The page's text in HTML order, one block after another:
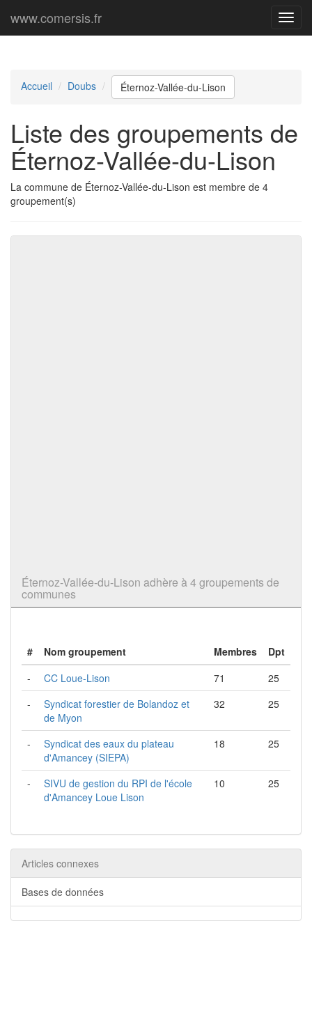
Menu
www.comersis.fr
Accueil Doubs Éternoz-Vallée-du-Lison
Liste des groupements de
Éternoz-Vallée-du-Lison
La commune de Éternoz-Vallée-du-Lison est membre de 4
groupement(s)
Éternoz-Vallée-du-Lison adhère à 4 groupements de
communes
# Nom groupement Membres
Dpt
-
CC Loue-Lison 71
25
-
Syndicat forestier de Bolandoz et
de Myon
32 25
-
Syndicat des eaux du plateau
d'Amancey (SIEPA)
18 25
-
SIVU de gestion du RPI de l'école
d'Amancey Loue Lison
10 25
Articles connexes
Bases de données